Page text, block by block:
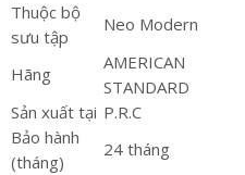
Thuộc bộ
sưu tập
Neo Modern
Hãng
AMERICAN
STANDARD
Sản xuất tại P.R.C
Bảo hành
(tháng)
24 tháng